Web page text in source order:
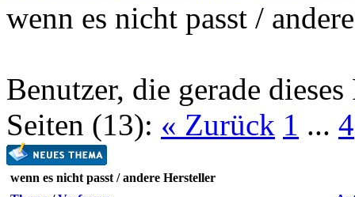
wenn es nicht passt /
Benutzer, die gerade
Seiten (13): « Zurück 1 ... 4
wenn es nicht passt / andere Hersteller